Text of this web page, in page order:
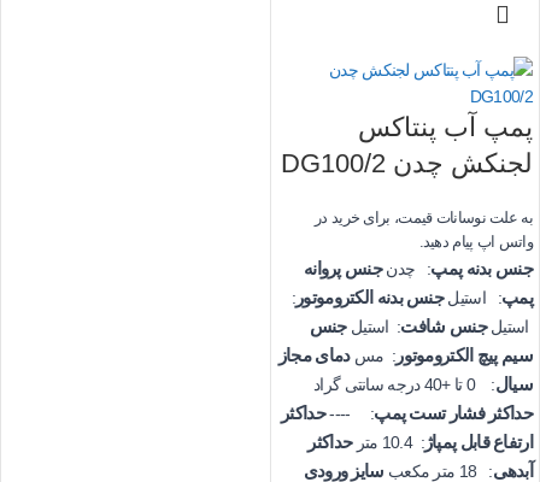
پمپ آب پنتاکس
لجنکش چدن DG100/2
به علت نوسانات قیمت، برای خرید در
واتس اپ پیام دهید.
جنس بدنه پمپ: چدنجنس پروانه
پمپ: استیلجنس بدنه الکتروموتور :
استیلجنس شافت: استیلجنس
سیم پیچ الکتروموتور : مسدمای مجاز
سیال: 0 تا +40 درجه سانتی گراد
حداکثر فشار تست پمپ: ----حداکثر
ارتفاع قابل پمپاژ: 10.4 متر
حداکثر
آبدهی: 18 متر مکعب
سایز ورودی